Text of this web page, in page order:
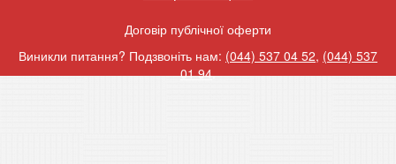
Договір публічної оферти
Виникли питання? Подзвоніть нам: (044) 537 04 52, (044) 537
01 94.